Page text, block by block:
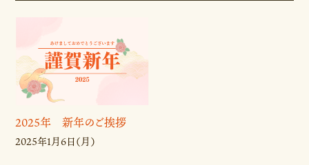
2025年 新年のご挨拶
2025年1月6日（月）